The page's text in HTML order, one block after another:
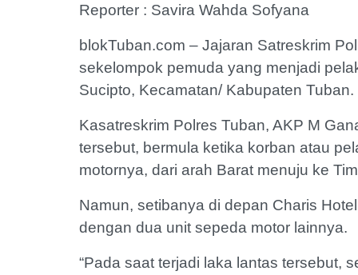
Reporter : Savira Wahda Sofyana
blokTuban.com – Jajaran Satreskrim
sekelompok pemuda yang menjadi
Sucipto, Kecamatan/ Kabupaten Tuban.
Kasatreskrim Polres Tuban, AKP M
tersebut, bermula ketika korban atau
motornya, dari arah Barat menuju ke
Namun, setibanya di depan Charis
dengan dua unit sepeda motor lainnya.
“Pada saat terjadi laka lantas tersebut,